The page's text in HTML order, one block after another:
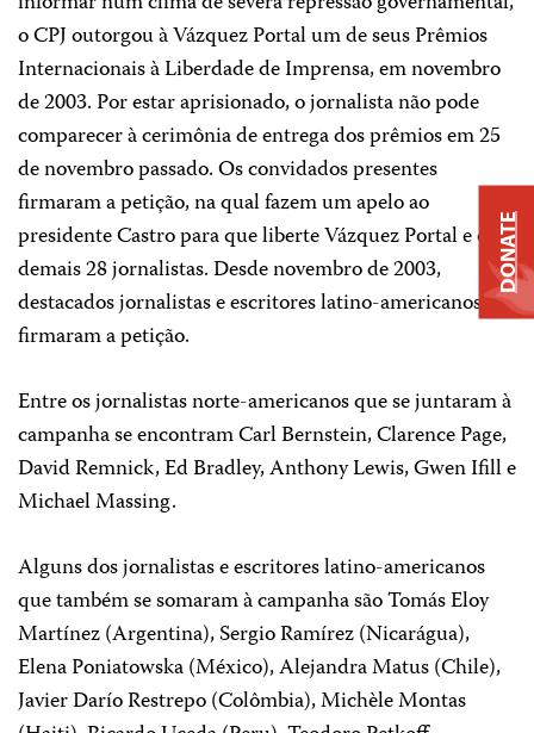
o CPJ outorgou à Vázquez Portal um de seus Prêmios
Internacionais à Liberdade de Imprensa, em novembro
de 2003. Por estar aprisionado, o jornalista não pode
comparecer à cerimônia de entrega dos prêmios em 25
de novembro passado. Os convidados presentes
firmaram a petição, na qual fazem um apelo ao
presidente Castro para que liberte Vázquez Portal e os
demais 28 jornalistas. Desde novembro de 2003,
destacados jornalistas e escritores latino-americanos
firmaram a petição.
Entre os jornalistas norte-americanos que se juntaram à
campanha se encontram Carl Bernstein, Clarence Page,
David Remnick, Ed Bradley, Anthony Lewis, Gwen Ifill e
Michael Massing.
Alguns dos jornalistas e escritores latino-americanos
que também se somaram à campanha são Tomás Eloy
Martínez (Argentina), Sergio Ramírez (Nicarágua),
Elena Poniatowska (México), Alejandra Matus (Chile),
Javier Darío Restrepo (Colômbia), Michèle Montas
DONATE